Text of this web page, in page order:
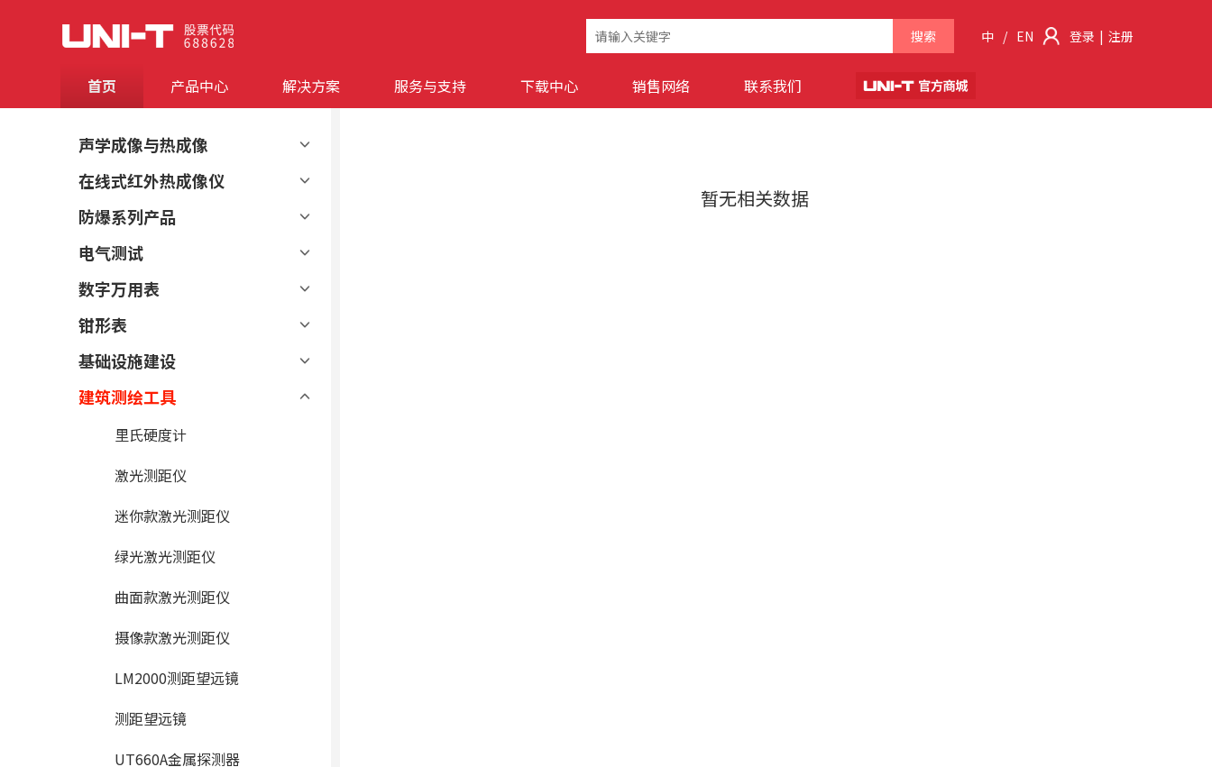
搜索 中 / EN 登录 | 注册
首页 产品中心 解决方案 服务与支持 下载中心 销售网络 联系我们
声学成像与热成像
在线式红外热成像仪
防爆系列产品
电气测试
数字万用表
钳形表
基础设施建设
建筑测绘工具
里氏硬度计
激光测距仪
迷你款激光测距仪
绿光激光测距仪
曲面款激光测距仪
摄像款激光测距仪
LM2000测距望远镜
测距望远镜
UT660A金属探测器
暂无相关数据